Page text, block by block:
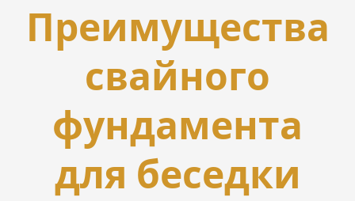
Преимущества
свайного
фундамента
для беседки